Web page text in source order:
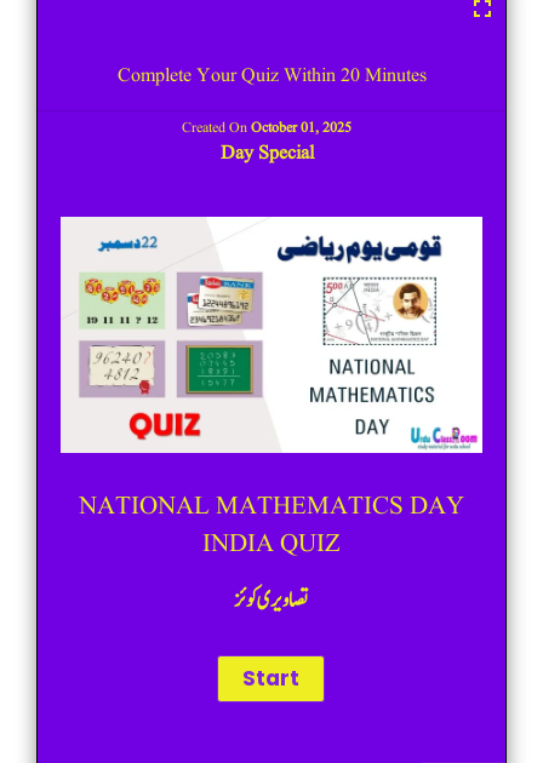
Complete Your Quiz Within 20 Minutes
Created OnOctober 01, 2025
Day Special
NATIONAL MATHEMATICS DAY
INDIA QUIZ
تصاویری کوئز